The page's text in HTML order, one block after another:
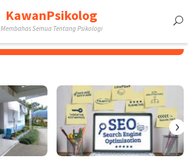
KawanPsikolog
Membahas Semua Tentang Psikologi
›